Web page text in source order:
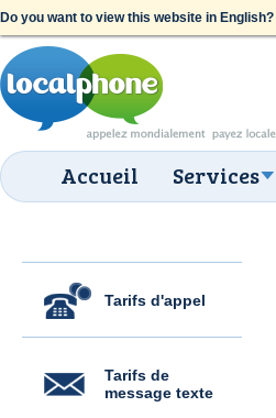
Do you want to view this website in English?
Accueil Services
Tarifs d'appel
Tarifs de
message texte